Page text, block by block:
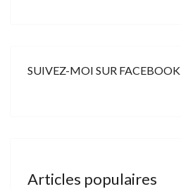
SUIVEZ-MOI SUR FACEBOOK
Articles populaires